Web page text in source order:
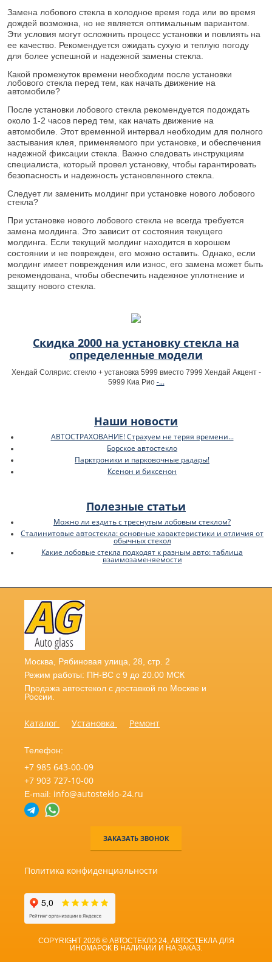
Замена лобового стекла в холодное время года или во время
дождей возможна, но не является оптимальным вариантом.
Эти условия могут осложнить процесс установки и повлиять на
ее качество. Рекомендуется ожидать сухую и теплую погоду
для более успешной и надежной замены стекла.
Какой промежуток времени необходим после установки
лобового стекла перед тем, как начать движение на
автомобиле?
После установки лобового стекла рекомендуется подождать
около 1-2 часов перед тем, как начать движение на
автомобиле. Этот временной интервал необходим для полного
застывания клея, применяемого при установке, и обеспечения
надежной фиксации стекла. Важно следовать инструкциям
специалиста, который провел установку, чтобы гарантировать
безопасность и надежность установленного стекла.
Следует ли заменить молдинг при установке нового лобового
стекла?
При установке нового лобового стекла не всегда требуется
замена молдинга. Это зависит от состояния текущего
молдинга. Если текущий молдинг находится в хорошем
состоянии и не поврежден, его можно оставить. Однако, если
молдинг имеет повреждения или износ, его замена может быть
рекомендована, чтобы обеспечить надежное уплотнение и
защиту нового стекла.
Скидка 2000 на установку стекла на
определенные модели
Хендай Солярис: стекло + установка 5999 вместо 7999 Хендай Акцент -
5999 Киа Рио -...
Наши новости
АВТОСТРАХОВАНИЕ! Страхуем не теряя времени...
Борское автостекло
Парктроники и парковочные радары!
Ксенон и биксенон
Полезные статьи
Можно ли ездить с треснутым лобовым стеклом?
Сталинитовые автостекла: основные характеристики и отличия от
обычных стекол
Какие лобовые стекла подходят к разным авто: таблица
взаимозаменяемости
Москва, Рябиновая улица, 28, стр. 2
Режим работы: ПН-ВС с 9 до 20.00 МСК
Продажа автостекол с доставкой по Москве и
России.
Каталог Установка Ремонт
Телефон:
+7 985 643-00-09
+7 903 727-10-00
E-mail: info@autosteklo-24.ru
ЗАКАЗАТЬ ЗВОНОК
Политика конфиденциальности
COPYRIGHT 2026 © АВТОСТЕКЛО 24, АВТОСТЕКЛА ДЛЯ
ИНОМАРОК В НАЛИЧИИ И НА ЗАКАЗ.